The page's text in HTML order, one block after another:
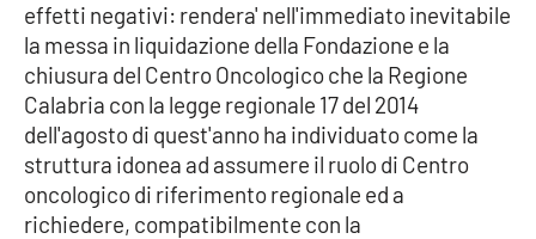
NETWORK
Lacplay.it
Lactv.it
Laconair.it
effetti negativi: rendera' nell'immediato inevitabile
la messa in liquidazione della Fondazione e la
chiusura del Centro Oncologico che la Regione
Calabria con la legge regionale 17 del 2014
dell'agosto di quest'anno ha individuato come la
struttura idonea ad assumere il ruolo di Centro
oncologico di riferimento regionale ed a
richiedere, compatibilmente con la